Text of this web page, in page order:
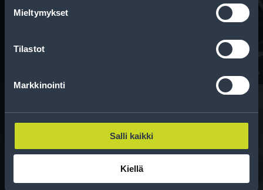
Mieltymykset
Tilastot
Markkinointi
Salli kaikki
Kiellä
Tee ostoksesi RengasCenter-tilillä. Saat
Rengasinfo
Tavallisen ihmisen tietoa merkinnöistä, renkaista ja
niiden huoltamisesta.